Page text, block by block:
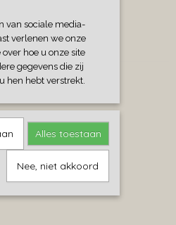
van sociale media-
verlenen we onze
hoe u onze site
gegevens die zij
hen hebt verstrekt.
Alles toestaan
Nee, niet akkoord